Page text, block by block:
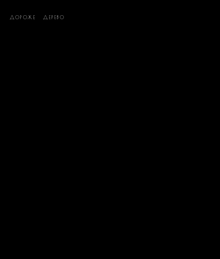
ДОРОЖЕ ДЕРЕВО